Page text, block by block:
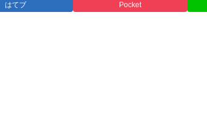
はてブ Pocket